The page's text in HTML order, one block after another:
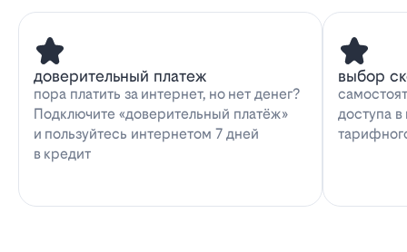
доверительный платеж
пора платить за интернет, но нет денег?
Подключите «доверительный платёж»
и пользуйтесь интернетом 7 дней
в кредит
выбор
доступа